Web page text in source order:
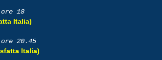
ore 18
Italia)
ore 20.45
Italia)